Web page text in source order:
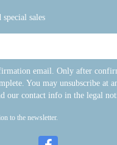
sales
email. Only after
You may unsubscribe at
our contact info in the legal
to the newsletter.